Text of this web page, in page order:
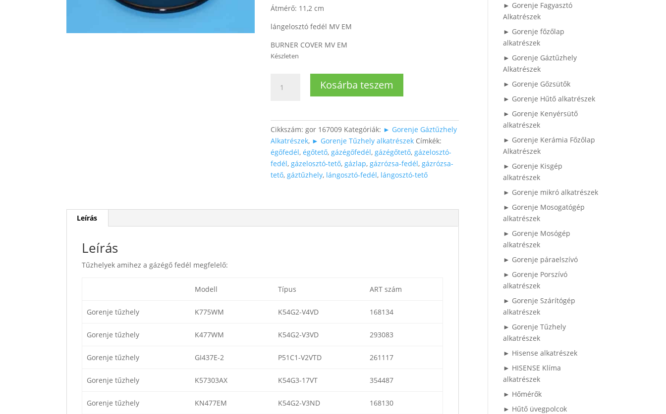
Átmérő: 11,2 cm
lángelosztó fedél MV EM
BURNER COVER MV EM
Készleten
fedél
Ø11,2cm
mennyiség
Kosárba teszem
Cikkszám:gor 167009 Kategóriák: ► Gorenje Gáztűzhely
Alkatrészek, ► Gorenje Tűzhely alkatrészek Címkék:
égőfedél,égőtető,gázégőfedél,gázégőtető,gázelosztó-
fedél,gázelosztó-tető,gázlap,gázrózsa-fedél,gázrózsa-
tető,gáztűzhely, lángosztó-fedél, lángosztó-tető
Leírás
Leírás
Tűzhelyek amihez a gázégő fedél megfelelő:
Modell Típus ART szám
Gorenje tűzhely K775WM K54G2-V4VD 168134
Gorenje tűzhely K477WM K54G2-V3VD 293083
Gorenje tűzhely GI437E-2 P51C1-V2VTD 261117
Gorenje tűzhely K57303AX K54G3-17VT 354487
Gorenje tűzhely KN477EM K54G2-V3ND 168130
► Gorenje Fagyasztó
Alkatrészek
► Gorenje főzőlap
alkatrészek
► Gorenje Gáztűzhely
Alkatrészek
► Gorenje Gőzsütők
► Gorenje Hűtő alkatrészek
► Gorenje Kenyérsütő
alkatrészek
► Gorenje Kerámia Főzőlap
Alkatrészek
► Gorenje Kisgép
alkatrészek
► Gorenje mikró alkatrészek
► Gorenje Mosogatógép
alkatrészek
► Gorenje Mosógép
alkatrészek
► Gorenje páraelszívó
► Gorenje Porszívó
alkatrészek
► Gorenje Szárítógép
alkatrészek
► Gorenje Tűzhely
alkatrészek
► Hisense alkatrészek
► HISENSE Klíma
alkatrészek
► Hőmérők
► Hűtő üvegpolcok